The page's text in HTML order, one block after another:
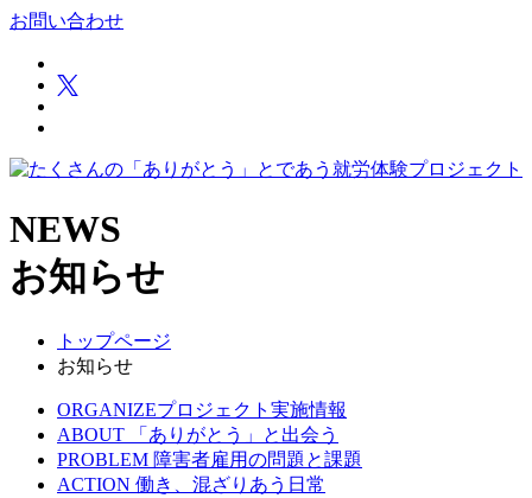
お問い合わせ
NEWS
お知らせ
トップページ
お知らせ
ORGANIZEプロジェクト実施情報
ABOUT
「ありがとう」と出会う
PROBLEM 障害者雇用の問題と課題
ACTION 働き、混ざりあう日常